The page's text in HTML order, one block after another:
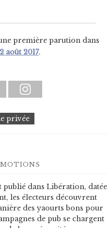
première parution dans
août 2017.
privée
publié dans Libération, datée
les électeurs découvrent
des yaourts bons pour
de pub se chargent